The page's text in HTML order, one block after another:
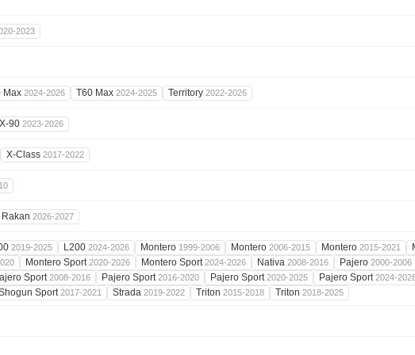
2023
Max 2024-2026 T60 Max 2024-2025 Territory 2022-2026
90 2023-2026
X-Class 2017-2022
Rakan 2026-2027
2019-2025 L200 2024-2026 Montero 1999-2006 Montero 2006-2015 Montero 2015-2021
Montero Sport2020-2026 Montero Sport2024-2026 Nativa 2008-2016 Pajero 2000-2006
Sport2008-2016 Pajero Sport2016-2020 Pajero Sport2020-2025 Pajero Sport2024-
Sport2017-2021 Strada 2019-2022 Triton 2015-2018 Triton 2018-2025